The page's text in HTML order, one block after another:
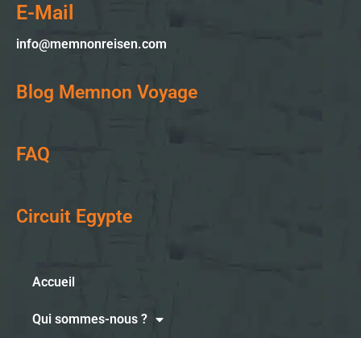
E-Mail
info@memnonreisen.com
Blog Memnon Voyage
FAQ
Circuit Egypte
Accueil
Qui sommes-nous ?